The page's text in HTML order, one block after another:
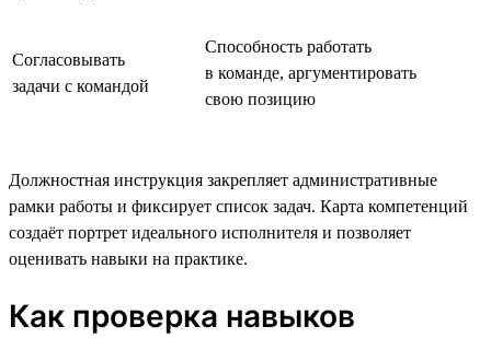
Согласовывать
задачи с командой
Способность работать
в команде, аргументировать
свою позицию
Должностная инструкция закрепляет административные
рамки работы и фиксирует список задач. Карта компетенций
создаёт портрет идеального исполнителя и позволяет
оценивать навыки на практике.
Как проверка навыков